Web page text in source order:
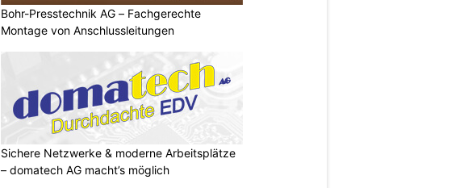
Bohr-Presstechnik AG – Fachgerechte
Montage von Anschlussleitungen
Sichere Netzwerke & moderne Arbeitsplätze
– domatech AG macht’s möglich